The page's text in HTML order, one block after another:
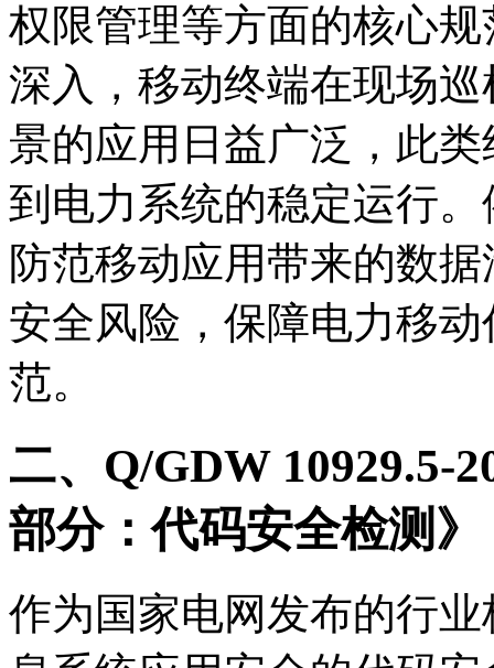
权限管理等方面的核心
深入，移动终端在现场
景的应用日益广泛，此
到电力系统的稳定运行
防范移动应用带来的数
安全风险，保障电力移
范。
二、Q/GDW 10929.5-
部分：代码安全检测》
作为国家电网发布的行